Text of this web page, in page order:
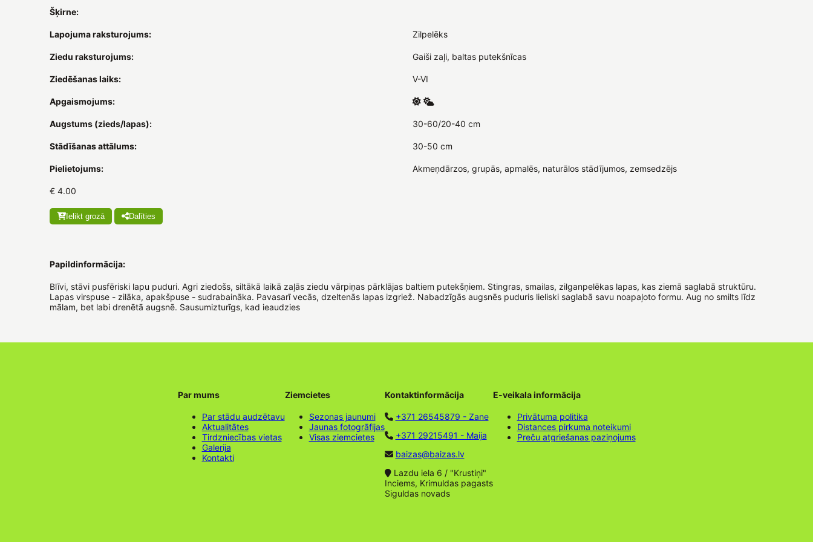
Šķirne:
Lapojuma raksturojums: Zilpelēks
Ziedu raksturojums: Gaiši zaļi, baltas putekšnīcas
Ziedēšanas laiks: V-VI
Apgaismojums:
Augstums (zieds/lapas): 30-60/20-40 cm
Stādīšanas attālums: 30-50 cm
Pielietojums: Akmeņdārzos, grupās, apmalēs, naturālos stādījumos, zemsedzējs
€ 4.00
Ielikt grozā Dalīties
Papildinformācija:
Blīvi, stāvi pusfēriski lapu puduri. Agri ziedošs, siltākā laikā zaļās ziedu vārpiņas pārklājas baltiem putekšņiem. Stingras, smailas, zilganpelēkas lapas, kas ziemā saglabā struktūru.
Lapas virspuse - zilāka, apakšpuse - sudrabaināka. Pavasarī vecās, dzeltenās lapas izgriež. Nabadzīgās augsnēs puduris lieliski saglabā savu noapaļoto formu. Aug no smilts līdz
mālam, bet labi drenētā augsnē. Sausumizturīgs, kad ieaudzies
Par mums
Par stādu audzētavu
Aktualitātes
Tirdzniecības vietas
Galerija
Kontakti
Ziemcietes
Sezonas jaunumi
Jaunas fotogrāfijas
Visas ziemcietes
Kontaktinformācija
+371 26545879 - Zane
+371 29215491 - Maija
baizas@baizas.lv
Lazdu iela 6 / "Krustiņi"
Inciems, Krimuldas pagasts
Siguldas novads
E-veikala informācija
Privātuma politika
Distances pirkuma noteikumi
Preču atgriešanas paziņojums